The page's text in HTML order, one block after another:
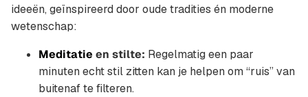
ideeën, geïnspireerd door oude tradities én moderne
wetenschap:
Meditatie en stilte: Regelmatig een paar
minuten echt stil zitten kan je helpen om “ruis” van
buitenaf te filteren.